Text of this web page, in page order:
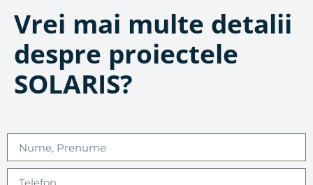
Vrei mai multe detalii
despre proiectele
SOLARIS?